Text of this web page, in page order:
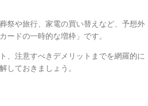
祭や旅行、家電の買い替えなど、予想外
ドの一時的な増枠」です。
、注意すべきデメリットまでを網羅的に
しておきましょう。